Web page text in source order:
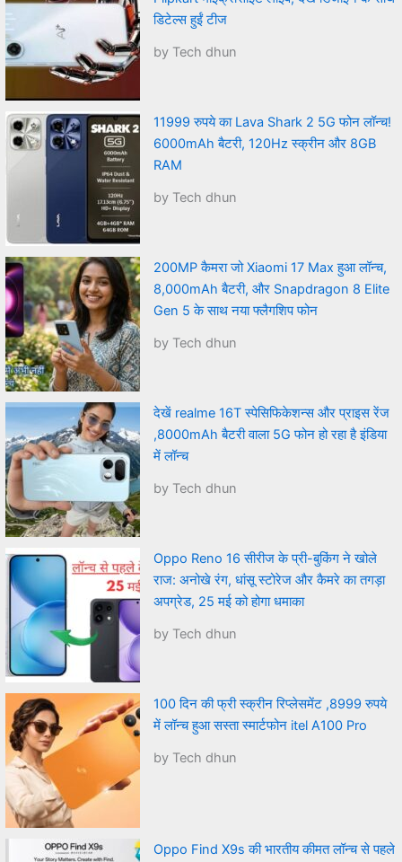
डिटेल्स हुईं टीज
by Tech dhun
11999 रुपये का Lava Shark 2 5G फोन लॉन्च!
6000mAh बैटरी, 120Hz स्क्रीन और 8GB
RAM
by Tech dhun
200MP कैमरा जो Xiaomi 17 Max हुआ लॉन्च,
8,000mAh बैटरी, और Snapdragon 8 Elite
Gen 5 के साथ नया फ्लैगशिप फोन
by Tech dhun
देखें realme 16T स्पेसिफिकेशन्स और प्राइस रेंज
,8000mAh बैटरी वाला 5G फोन हो रहा है इंडिया
में लॉन्च
by Tech dhun
Oppo Reno 16 सीरीज के प्री-बुकिंग ने खोले
राज: अनोखे रंग, धांसू स्टोरेज और कैमरे का तगड़ा
अपग्रेड, 25 मई को होगा धमाका
by Tech dhun
100 दिन की फ्री स्क्रीन रिप्लेसमेंट ,8999 रुपये
में लॉन्च हुआ सस्ता स्मार्टफोन itel A100 Pro
by Tech dhun
Oppo Find X9s की भारतीय कीमत लॉन्च से पहले